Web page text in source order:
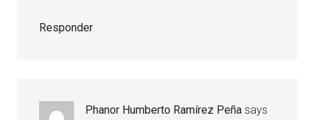
Responder
Phanor Humberto Ramírez Peña says